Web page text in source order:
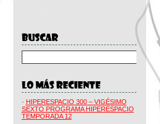
· HIPERESPACIO 300 – VIGÉSIMO
SEXTO PROGRAMA HIPERESPACIO
TEMPORADA 12